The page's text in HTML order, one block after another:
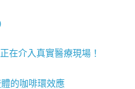
在介入真實醫療現場！
的咖啡環效應